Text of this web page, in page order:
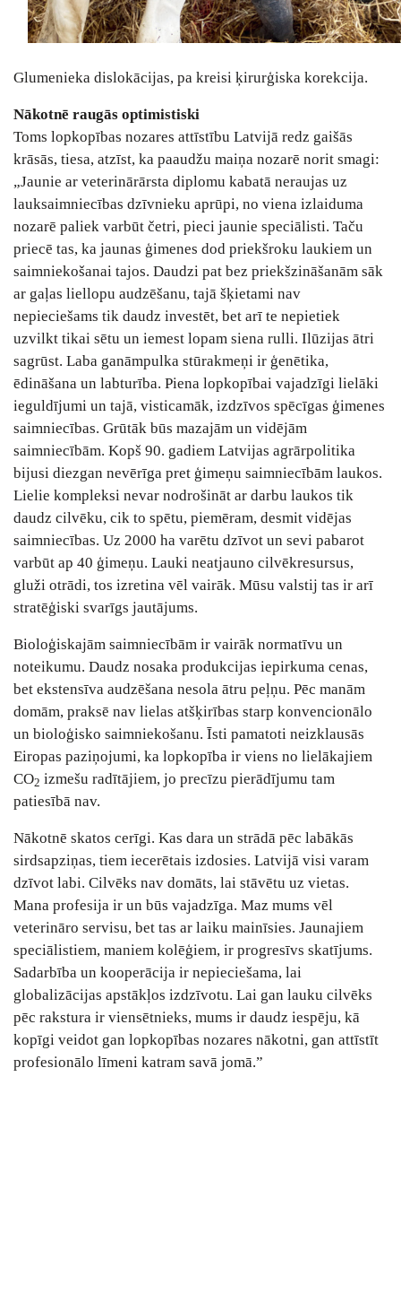
Glumenieka dislokācijas, pa kreisi ķirurģiska korekcija.
Nākotnē raugās optimistiski
Toms lopkopības nozares attīstību Latvijā redz gaišās
krāsās, tiesa, atzīst, ka paaudžu maiņa nozarē norit smagi:
„Jaunie ar veterinārārsta diplomu kabatā neraujas uz
lauksaimniecības dzīvnieku aprūpi, no viena izlaiduma
nozarē paliek varbūt četri, pieci jaunie speciālisti. Taču
priecē tas, ka jaunas ģimenes dod priekšroku laukiem un
saimniekošanai tajos. Daudzi pat bez priekšzināšanām sāk
ar gaļas liellopu audzēšanu, tajā šķietami nav
nepieciešams tik daudz investēt, bet arī te nepietiek
uzvilkt tikai sētu un iemest lopam siena rulli. Ilūzijas ātri
sagrūst. Laba ganāmpulka stūrakmeņi ir ģenētika,
ēdināšana un labturība. Piena lopkopībai vajadzīgi lielāki
ieguldījumi un tajā, visticamāk, izdzīvos spēcīgas ģimenes
saimniecības. Grūtāk būs mazajām un vidējām
saimniecībām. Kopš 90. gadiem Latvijas agrārpolitika
bijusi diezgan nevērīga pret ģimeņu saimniecībām laukos.
Lielie kompleksi nevar nodrošināt ar darbu laukos tik
daudz cilvēku, cik to spētu, piemēram, desmit vidējas
saimniecības. Uz 2000 ha varētu dzīvot un sevi pabarot
varbūt ap 40 ģimeņu. Lauki neatjauno cilvēkresursus,
gluži otrādi, tos izretina vēl vairāk. Mūsu valstij tas ir arī
stratēģiski svarīgs jautājums.
Bioloģiskajām saimniecībām ir vairāk normatīvu un
noteikumu. Daudz nosaka produkcijas iepirkuma cenas,
bet ekstensīva audzēšana nesola ātru peļņu. Pēc manām
domām, praksē nav lielas atšķirības starp konvencionālo
un bioloģisko saimniekošanu. Īsti pamatoti neizklausās
Eiropas paziņojumi, ka lopkopība ir viens no lielākajiem
CO2 izmešu radītājiem, jo precīzu pierādījumu tam
patiesībā nav.
Nākotnē skatos cerīgi. Kas dara un strādā pēc labākās
sirdsapziņas, tiem iecerētais izdosies. Latvijā visi varam
dzīvot labi. Cilvēks nav domāts, lai stāvētu uz vietas.
Mana profesija ir un būs vajadzīga. Maz mums vēl
veterināro servisu, bet tas ar laiku mainīsies. Jaunajiem
speciālistiem, maniem kolēģiem, ir progresīvs skatījums.
Sadarbība un kooperācija ir nepieciešama, lai
globalizācijas apstākļos izdzīvotu. Lai gan lauku cilvēks
pēc rakstura ir viensētnieks, mums ir daudz iespēju, kā
kopīgi veidot gan lopkopības nozares nākotni, gan attīstīt
profesionālo līmeni katram savā jomā.”